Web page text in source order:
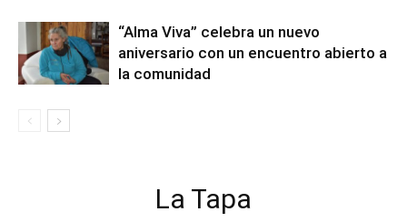
“Alma Viva” celebra un nuevo
aniversario con un encuentro abierto a
la comunidad
La Tapa